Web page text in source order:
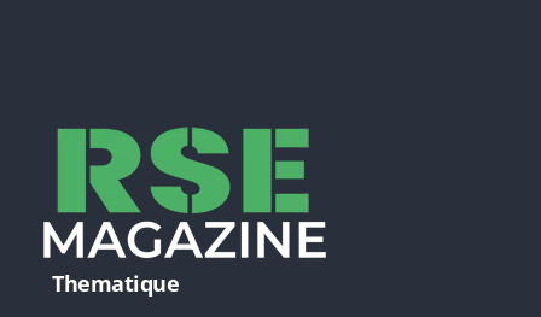
Thematique